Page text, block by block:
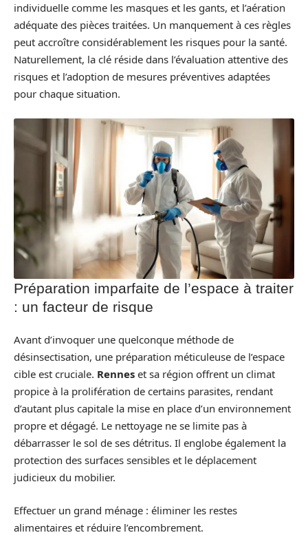
individuelle comme les masques et les gants, et l’aération
adéquate des pièces traitées. Un manquement à ces règles
peut accroître considérablement les risques pour la santé.
Naturellement, la clé réside dans l’évaluation attentive des
risques et l’adoption de mesures préventives adaptées
pour chaque situation.
Préparation imparfaite de l’espace à traiter
: un facteur de risque
Avant d’invoquer une quelconque méthode de
désinsectisation, une préparation méticuleuse de l’espace
cible est cruciale. Rennes et sa région offrent un climat
propice à la prolifération de certains parasites, rendant
d’autant plus capitale la mise en place d’un environnement
propre et dégagé. Le nettoyage ne se limite pas à
débarrasser le sol de ses détritus. Il englobe également la
protection des surfaces sensibles et le déplacement
judicieux du mobilier.
Effectuer un grand ménage : éliminer les restes
alimentaires et réduire l’encombrement.